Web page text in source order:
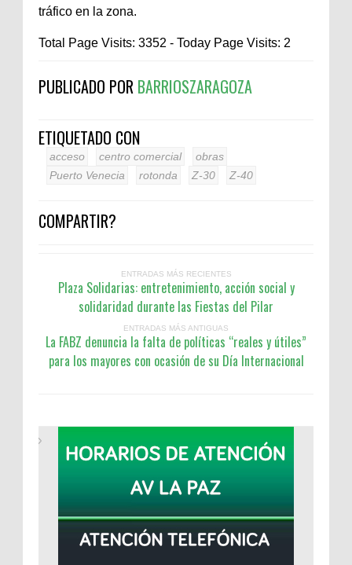
tráfico en la zona.
Total Page Visits: 3352 - Today Page Visits: 2
PUBLICADO POR BARRIOSZARAGOZA
ETIQUETADO CON
acceso centro comercial
obras
Puerto Venecia
rotonda Z-30 Z-40
COMPARTIR?
ENTRADAS MÁS RECIENTES
Plaza Solidarias: entretenimiento, acción social y
solidaridad durante las Fiestas del Pilar
ENTRADAS MÁS ANTIGUAS
La FABZ denuncia la falta de políticas “reales y útiles”
para los mayores con ocasión de su Día Internacional